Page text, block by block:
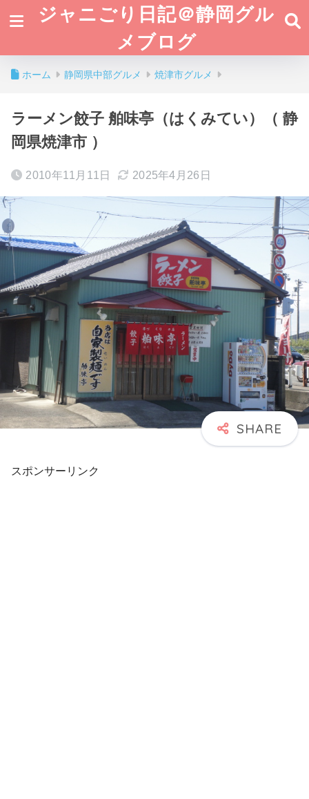
ジャニごり日記＠静岡グル
メブログ
ホーム 静岡県中部グルメ 焼津市グルメ
ラーメン餃子 舶味亭（はくみてい）（ 静
岡県焼津市 ）
2010年11月11日 2025年4月26日
スポンサーリンク